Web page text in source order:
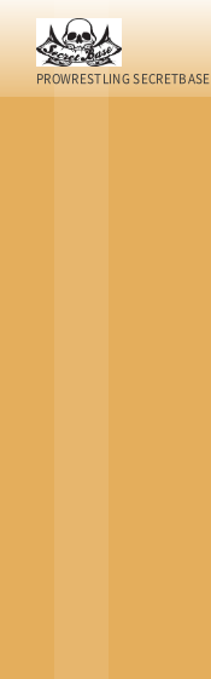
PROWRESTLING SECRETBASE